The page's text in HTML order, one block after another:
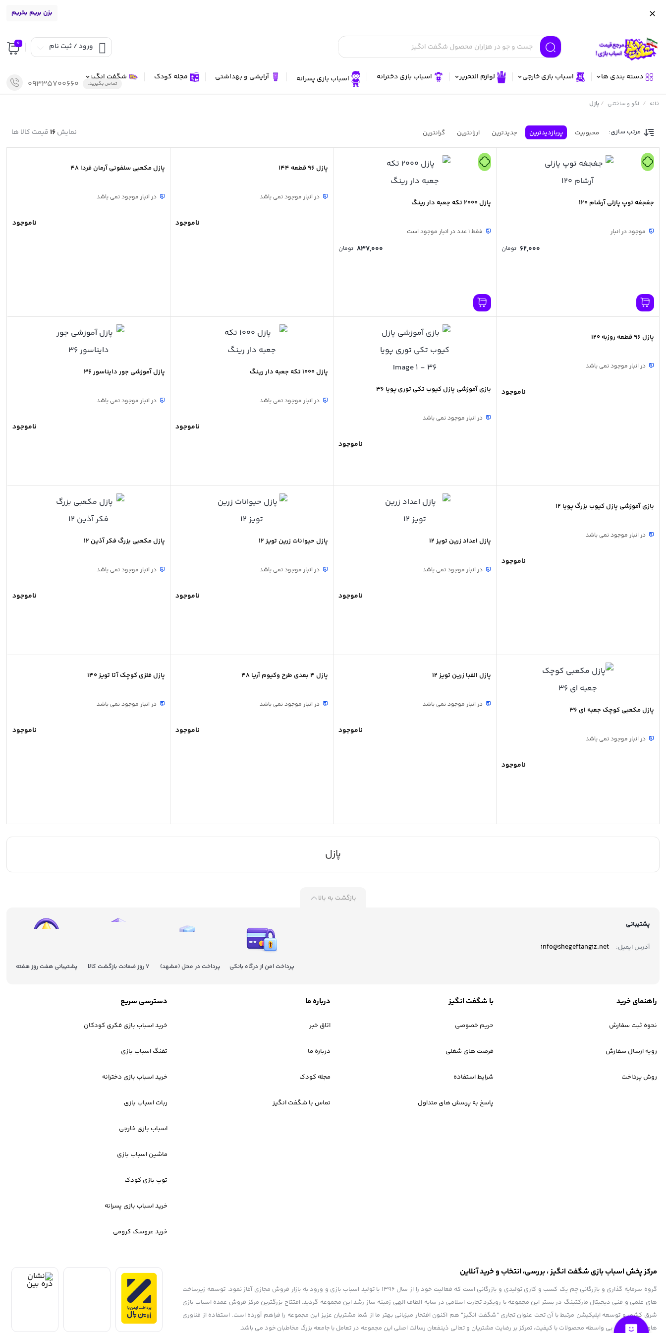
بزن بریم بخریم
ورود / ثبت نام 0
دسته بندی ها اسباب بازی خارجی لوازم التحریر اسباب بازی دخترانه اسباب بازی پسرانه آرایشی و بهداشتی مجله کودک شگفت انگیز
تماس بگیرید. 09335700660
خانه / لگو و ساختنی /پازل
مرتب سازی: محبوبیت پربازدیدترین جدیدترین ارزانترین گرانترین نمایش16 قیمت کالا ها
جغجغه توپ پازلی آرشام 120
موجود در انبار
62,000 تومان
پازل 2000 تکه جعبه دار رینگ
فقط 1 عدد در انبار موجود است
837,000 تومان
پازل 96 قطعه 144
در انبار موجود نمی باشد
ناموجود
پازل مکعبی سلفونی آرمان فردا 48
در انبار موجود نمی باشد
ناموجود
پازل 96 قطعه روزبه 120
در انبار موجود نمی باشد
ناموجود بازی آموزشی پازل کیوب تکی توری پویا 36
در انبار موجود نمی باشد
ناموجود
پازل 1000 تکه جعبه دار رینگ
در انبار موجود نمی باشد
ناموجود
پازل آموزشی جور دایناسور 36
در انبار موجود نمی باشد
ناموجود
بازی آموزشی پازل کیوب بزرگ پویا 12
در انبار موجود نمی باشد
ناموجود
پازل اعداد زرین تویز 12
در انبار موجود نمی باشد
ناموجود
پازل حیوانات زرین تویز 12
در انبار موجود نمی باشد
ناموجود
پازل مکعبی بزرگ فکر آذین 12
در انبار موجود نمی باشد
ناموجود
پازل مکعبی کوچک جعبه ای 36
در انبار موجود نمی باشد
ناموجود
پازل الفبا زرین تویز 12
در انبار موجود نمی باشد
ناموجود
پازل 4 بعدی طرح وکیوم آریا 48
در انبار موجود نمی باشد
ناموجود
پازل فلزی کوچک آتا تویز 140
در انبار موجود نمی باشد
ناموجود
پازل
بازگشت به بالا
پشتیبانی
آدرس ایمیل: info@shegeftangiz.net
پرداخت امن از درگاه بانکی پرداخت در محل (مشهد) 7 روز ضمانت بازگشت کالا پشتیبانی هفت روز هفته
راهنمای خرید
نحوه ثبت سفارش
رویه ارسال سفارش
روش پرداخت
با شگفت انگیز
حریم خصوصی
فرصت های شغلی
شرایط استفاده
پاسخ به پرسش های متداول
درباره ما
اتاق خبر
درباره ما
مجله کودک
تماس با شگفت انگیز
دسترسی سریع
خرید اسباب بازی فکری کودکان
تفنگ اسباب بازی
خرید اسباب بازی دخترانه
ربات اسباب بازی
اسباب بازی خارجی
ماشین اسباب بازی
توپ بازی کودک
خرید اسباب بازی پسرانه
خرید عروسک کرومی
مرکز پخش اسباب بازی شگفت انگیز ، بررسی، انتخاب و خرید آنلاین
گروه سرمایه گذاری و بازرگانی چم یک کسب و کاری تولیدی و بازرگانی است که فعالیت خود را از سال 1396 با تولید اسباب بازی و ورود به بازار فروش مجازی آغاز نمود. توسعه زیرساخت
های علمی و فنی دیجیتال مارکتینگ در بستر این مجموعه با رویکرد تجارت اسلامی در سایه الطاف الهی زمینه ساز رشد این مجموعه گردید. افتتاح بزرگترین مرکز فروش عمده اسباب بازی
شرق کشور و توسعه اپلیکیشن مرتبط با آن تحت عنوان تجاری "شگفت انگیز" هم اکنون افتخار میزبانی بهتر ما از شما مشتریان عزیز این مجموعه را فراهم آورده است. استفاده از فناوری
های نوین، عرضه بی واسطه محصولات با کیفیت، تمرکز بر رضایت مشتریان و تعالی ذینفعان رسالت اصلی این مجموعه در تعامل با جامعه بزرگ مخاطبان خود می باشد.